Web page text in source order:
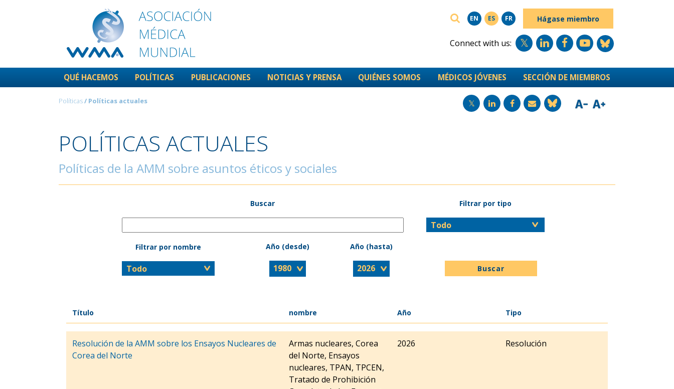
BUSCAR
EN ES FR Hágase miembro
Connect with us:
QUÉ HACEMOS POLÍTICAS PUBLICACIONES NOTICIAS Y PRENSA QUIÉNES SOMOS MÉDICOS JÓVENES SECCIÓN DE MIEMBROS
Políticas/ Políticas actuales
POLÍTICAS ACTUALES
Políticas de la AMM sobre asuntos éticos y sociales
Buscar Filtrar por tipo
Filtrar por nombre Año (desde) Año (hasta)
Buscar
Título nombre Año Tipo
Resolución de la AMM sobre los Ensayos Nucleares de
Corea del Norte
Armas nucleares, Corea
del Norte, Ensayos
nucleares, TPAN, TPCEN,
Tratado de Prohibición
2026 Resolución